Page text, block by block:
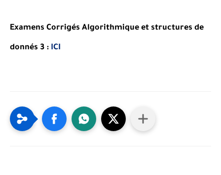
Examens Corrigés Algorithmique et structures de
donnés 3 : ICI